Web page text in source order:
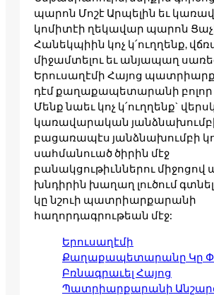
պարոն Մոշէ Արպելին եւ
կոմիտէի ղեկավար պարոն
Հանեկպիին կոչ կ՛ուղղենք,
միջամտելու եւ անյապաղ
Երուսաղէմի Հայոց
դէմ քաղաքապետարանի բոլոր
Մենք նաեւ կոչ կ՛ուղղենք`
կառավարական
բացառապէս յանձնախումբի
սահմանուած ծիրին մէջ
բանակցութիւններու միջոցով
խնդիրին խաղաղ լուծում
կը նշուի պատրիարքարանի
հաղորդագրութեան մէջ:
Երուսաղէմի
Քաղաքապետարանը Կը
Բռնագրաւել Հայոց
Պատրիարքարանի Անշարժ